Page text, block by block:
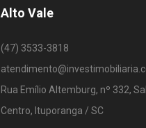
Alto Vale
(47) 3533-3818
Rua Emílio Altemburg, nº 332,
Centro, Ituporanga / SC